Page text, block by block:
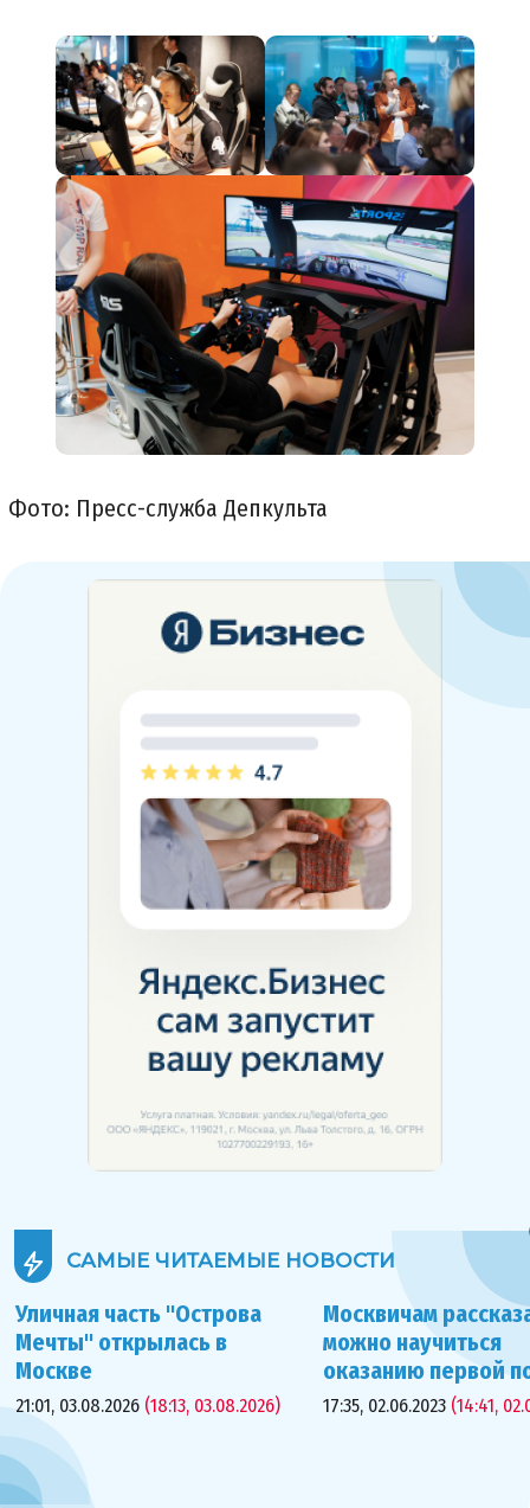
Фото: Пресс-служба Депкульта
САМЫЕ ЧИТАЕМЫЕ НОВОСТИ
Уличная часть "Острова
Мечты" открылась в
Москве
21:01, 03.08.2026 (18:13, 03.08.2026)
Москвичам
можно научиться
оказанию первой
17:35, 02.06.2023 (14:41,